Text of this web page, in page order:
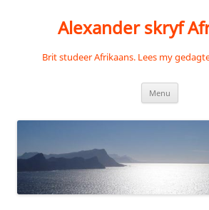
Alexander skryf
Brit studeer Afrikaans. Lees my
Menu